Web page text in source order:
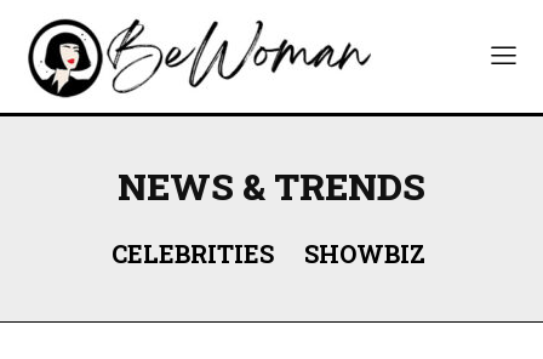
NEWS & TRENDS
CELEBRITIES SHOWBIZ